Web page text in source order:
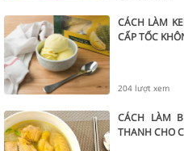
CÁCH LÀM
CẤP TỐC
204 lượt xem
CÁCH LÀM
THANH CHO